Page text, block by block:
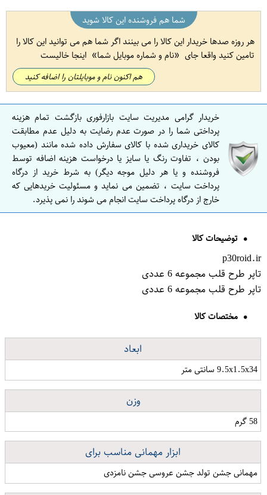
شما هم فروشنده این کالا شوید
هر روزه صدها خریدار این کالا را می بینند اگر شما هم می توانید این کالا را
تامین کنید واقعا جای
نام و شماره موبایل شما اینجا خالیست
هم اکنون نام و موبایلتان را اضافه کنید
خریدار گرامی مدیریت سایت بازارفوری بازگشت تمام هزینه
پرداختی شما را در صورت عدم رضایت به دلیل عدم مطابقت
کالای خریداری شده با کالای سفارش داده شده مانند (معیوب
بودن ، تفاوت رنگ یا سایز یا درخواست هزینه اضافه توسط
فروشنده و یا هر دلیل موجه دیگر) به شرط خرید از درگاه
پرداخت سایت ، تضمین می نماید و مسئولیت خریدهایی که
خارج از درگاه پرداخت سایت انجام می شوند را نمی پذیرد.
توضیحات کالا
p30roid.ir
تاپر طرح قلب مجموعه 6 عددی
تاپر طرح قلب مجموعه 6 عددی
مختصات کالا
ابعاد
9.5x1.5x34 سانتی متر
وزن
58 گرم
ابزار مهمانی مناسب برای
مهمانی جشن تولد جشن عروسی جشن نامزدی